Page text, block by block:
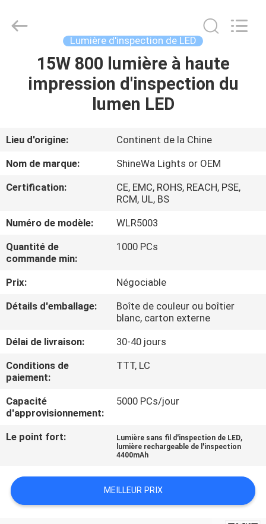
PRODUITS
VIDÉOS
À
PROPOS
DE
NOUS
VISITE
DE
L'USINE
CONTRÔLE
DE
LA
NOUS
CONTACTER
International
Trade
Lumière d'inspection de LED
15W 800 lumière à haute
impression d'inspection du
lumen LED
Lieu d'origine:
Continent de la Chine
Nom de marque:
ShineWa Lights or OEM
Certification:
CE, EMC, ROHS, REACH, PSE,
RCM, UL, BS
Numéro de modèle:
WLR5003
Quantité de
commande min:
1000 PCs
Prix:
Négociable
Détails d'emballage:
Boîte de couleur ou boîtier
blanc, carton externe
Délai de livraison:
30-40 jours
Conditions de
paiement:
TTT, LC
Capacité
d'approvisionnement:
5000 PCs/jour
Le point fort: Lumière sans fil d'inspection de LED,
lumière rechargeable de l'inspection
4400mAh
MEILLEUR PRIX